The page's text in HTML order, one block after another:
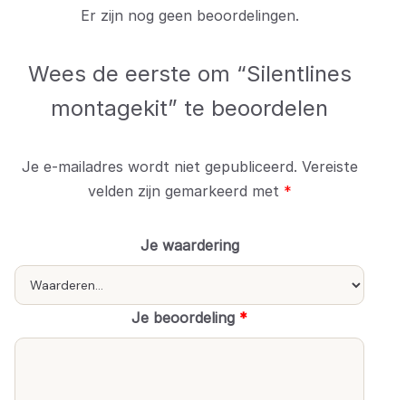
Er zijn nog geen beoordelingen.
Wees de eerste om “Silentlines
montagekit” te beoordelen
Je e-mailadres wordt niet gepubliceerd. Vereiste
velden zijn gemarkeerd met *
Je waardering
Je beoordeling *